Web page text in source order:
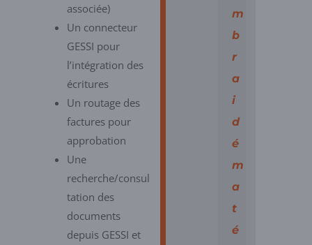
associée)
Un connecteur
GESSI pour
l’intégration des
écritures
Un routage des
factures pour
approbation
Une
recherche/consul
tation des
documents
depuis GESSI et
m
b
r
a
i
d
é
m
a
t
é